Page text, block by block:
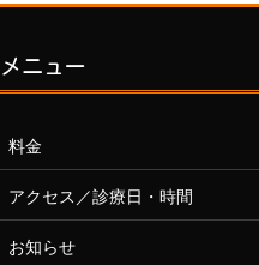
メニュー
料金
アクセス／診療日・時間
お知らせ